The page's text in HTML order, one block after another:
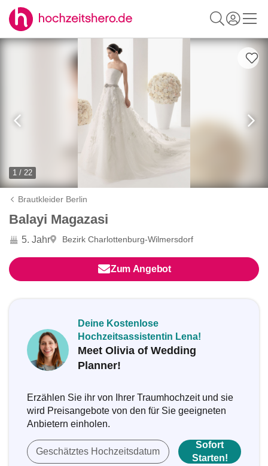
1 / 22
Brautkleider Berlin
Balayi Magazasi
5. Jahr Bezirk Charlottenburg-Wilmersdorf
Zum Angebot
Deine Kostenlose
Hochzeitsassistentin Lena!
Meet Olivia of Wedding
Planner!
Erzählen Sie ihr von Ihrer Traumhochzeit und sie
wird Preisangebote von den für Sie geeigneten
Anbietern einholen.
Geschätztes Hochzeitsdatum
Sofort
Starten!